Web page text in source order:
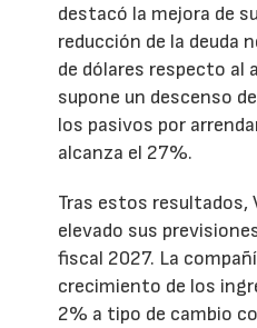
destacó la mejora de
reducción de la deuda
de dólares respecto al
supone un descenso
los pasivos por
alcanza el 27%.
Tras estos resultados,
elevado sus
fiscal 2027. La
crecimiento de los
2% a tipo de cambio